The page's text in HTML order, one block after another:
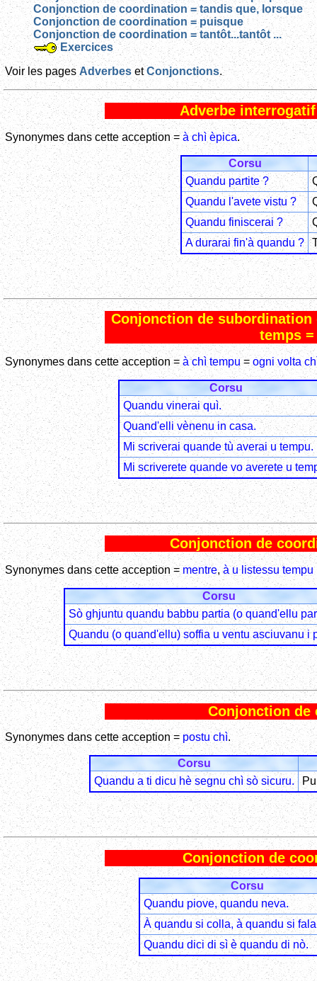
Conjonction de coordination = tandis que, lorsque
Conjonction de coordination = puisque
Conjonction de coordination = tantôt...tantôt ...
Exercices
Voir les pages AdverbesetConjonctions.
Adverbe
Synonymes dans cette acception =à chì èpica.
Corsu
Quandu partite ?
Quandu l'avete vistu ?
Quandu finiscerai ?
A durarai fin'à quandu ?
Conjonction de
temps
Synonymes dans cette acception = à chì tempu = ogni volta
Corsu
Quandu vinerai quì.
Quand'elli vènenu in casa.
Mi scriverai quande tù averai u tempu.
Mi scriverete quande vo averete u
Conjonction de
Synonymes dans cette acception =mentre,à u listessu tempu
Corsu
Sò ghjuntu quandu babbu partia (o quand'ellu
Quandu (o quand'ellu) soffia u ventu asciuvanu i
Conjonction de
Synonymes dans cette acception =postu chì.
Corsu
Quandu a ti dicu hè segnu chì sò sicuru.
Conjonction de
Corsu
Quandu piove, quandu neva.
À quandu si colla, à quandu si
Quandu dici di sì è quandu di nò.